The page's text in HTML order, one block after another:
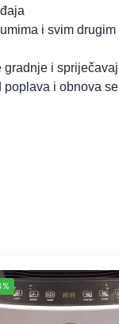
i svim
i
i obnova